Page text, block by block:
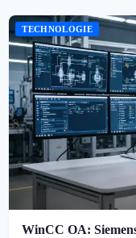
TECHNOLOGIE
WinCC OA: